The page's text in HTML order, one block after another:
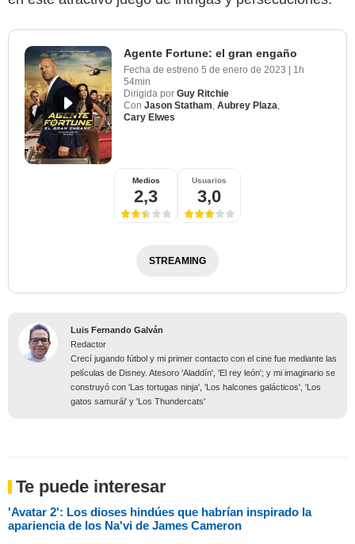
Agente Fortune: el gran engaño
Fecha de estreno 5 de enero de 2023
1h
54min
Dirigida por Guy Ritchie
Con Jason Statham, Aubrey Plaza,
Cary Elwes
Medios
2,3
Usuarios
3,0
STREAMING
Luis Fernando Galván
Redactor
Crecí jugando fútbol y mi primer contacto con el cine fue mediante las
películas de Disney. Atesoro 'Aladdín', 'El rey león'; y mi imaginario se
construyó con 'Las tortugas ninja', 'Los halcones galácticos', 'Los
gatos samurái' y 'Los Thundercats'
Te puede interesar
'Avatar 2': Los dioses hindúes que habrían inspirado la
apariencia de los Na'vi de James Cameron